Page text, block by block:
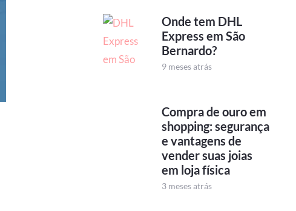
Onde tem DHL
Express em São
Bernardo?
9 meses atrás
Compra de ouro em
shopping: segurança
e vantagens de
vender suas joias
em loja física
3 meses atrás